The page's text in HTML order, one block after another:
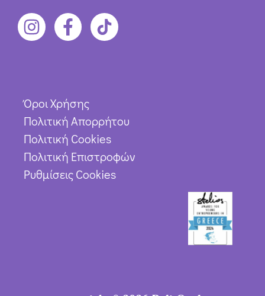
Όροι Χρήσης
Πολιτική Απορρήτου
Πολιτική Cookies
Πολιτική Επιστροφών
Ρυθμίσεις Cookies